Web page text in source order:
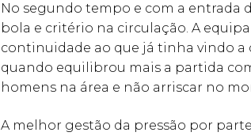
No segundo tempo e com a entrada
bola e critério na circulação. A
continuidade ao que já tinha vindo a
quando equilibrou mais a partida
homens na área e não arriscar no
A melhor gestão da pressão por